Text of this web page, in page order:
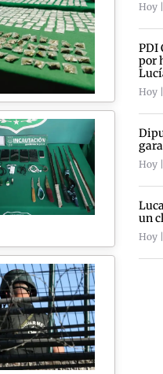
Hoy |
PDI
por
Hoy
Hoy |
un
Hoy